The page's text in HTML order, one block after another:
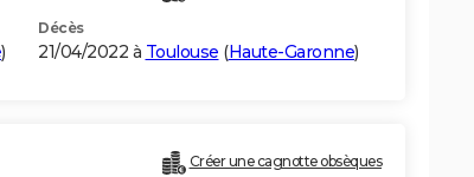
)
Décès
21/04/2022 à Toulouse (Haute-Garonne)
Créer une cagnotte obsèques